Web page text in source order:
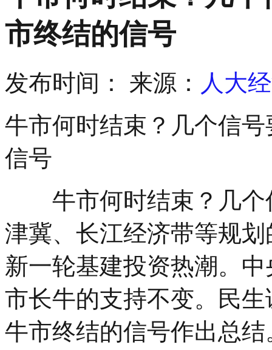
市终结的信号
发布时间： 来源： 人大
牛市何时结束？几个信
信号
牛市何时结束？几个
津冀、长江经济带等规
新一轮基建投资热潮。
市长牛的支持不变。民
牛市终结的信号作出总